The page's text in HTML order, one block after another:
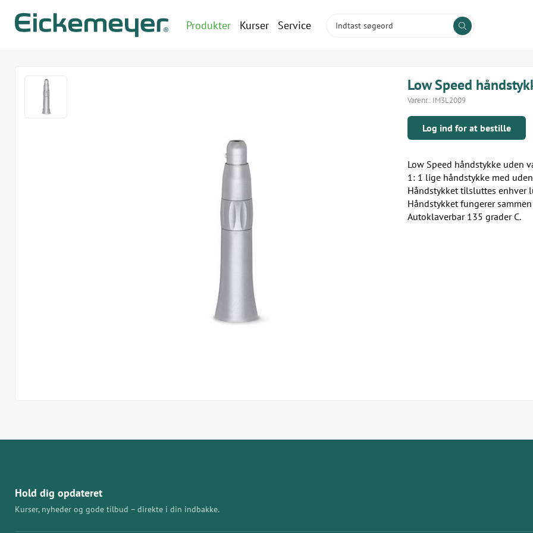
Produkter Kurser Service
Low Speed
Varenr.: IM3L2009
Log ind for at bestille
Low Speed håndstykke uden
1: 1 lige håndstykke med
Håndstykket tilsluttes enhver
Håndstykket fungerer
Autoklaverbar 135 grader C.
Hold dig opdateret
Kurser, nyheder og gode tilbud – direkte i din indbakke.